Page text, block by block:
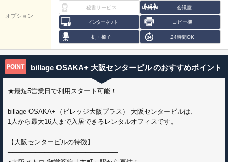
オプション
秘書サービス 会議室
インターネット コピー機
机・椅子 24時間OK
billage OSAKA+ 大阪センタービルのおすすめポイント
★最短5営業日で利用スタート可能！
billage OSAKA+（ビレッジ大阪プラス） 大阪センタービルは、
1人から最大16人まで入居できるレンタルオフィスです。
【大阪センタービルの特徴】
────────────────────────